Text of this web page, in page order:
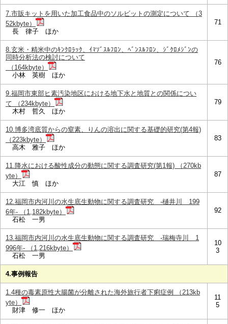
7.市販キットを用いた加工食品中のソルビットの測定について （3
52kbyte）
長 律子 ほか
71
8.玄米・精米中のｷﾝｸﾛﾗｯｸ、ｲﾏｿﾞｽﾙﾌﾛﾝ、ﾍﾞﾝｽﾙﾌﾛﾝ、ｼﾞｸﾛﾒｼﾞﾝの
同時分析法の検討について
（164kbyte）
小林 英樹 ほか
76
9.福岡市東部ヒ素汚染地区における地下水と地質との関係につい
て （234kbyte）
木村 哲久 ほか
79
10.博多湾底質からの窒素、りんの溶出に関する基礎的研究(第4報)
（223kbyte）
高木 雅子 ほか
83
11.降水における酸性成分の動態に関する調査研究(第1報) （270kb
yte）
大江 慎 ほか
87
12.福岡市内河川の水生底生動物に関する調査研究 -樋井川 199
6年- （1,182kbyte）
石松 一男
92
13.福岡市内河川の水生底生動物に関する調査研究 -瑞梅寺川 1
996年- （1,216kbyte）
石松 一男
10
3
4.事例報告
1.4種の毒素原性大腸菌が分離された海外旅行者下痢症例 （213kb
yte）
財津 修一 ほか
11
5